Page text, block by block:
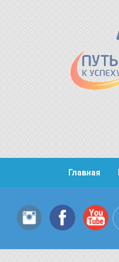
Главная